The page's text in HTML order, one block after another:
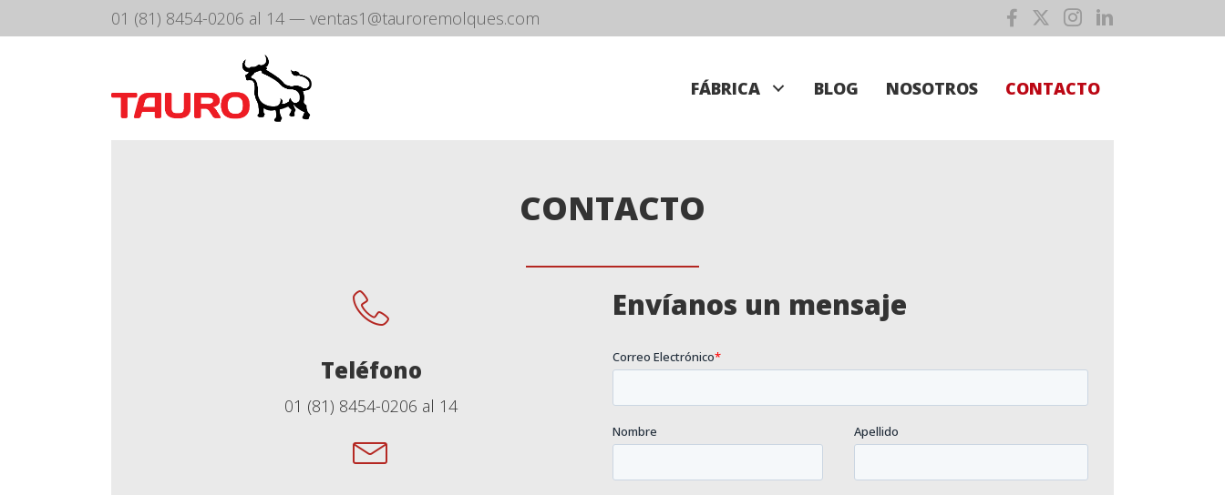
01 (81) 8454-0206 al 14 — ventas1@tauroremolques.com
FÁBRICA BLOG NOSOTROS CONTACTO
CONTACTO
Teléfono
01 (81) 8454-0206 al 14
Envíanos un mensaje